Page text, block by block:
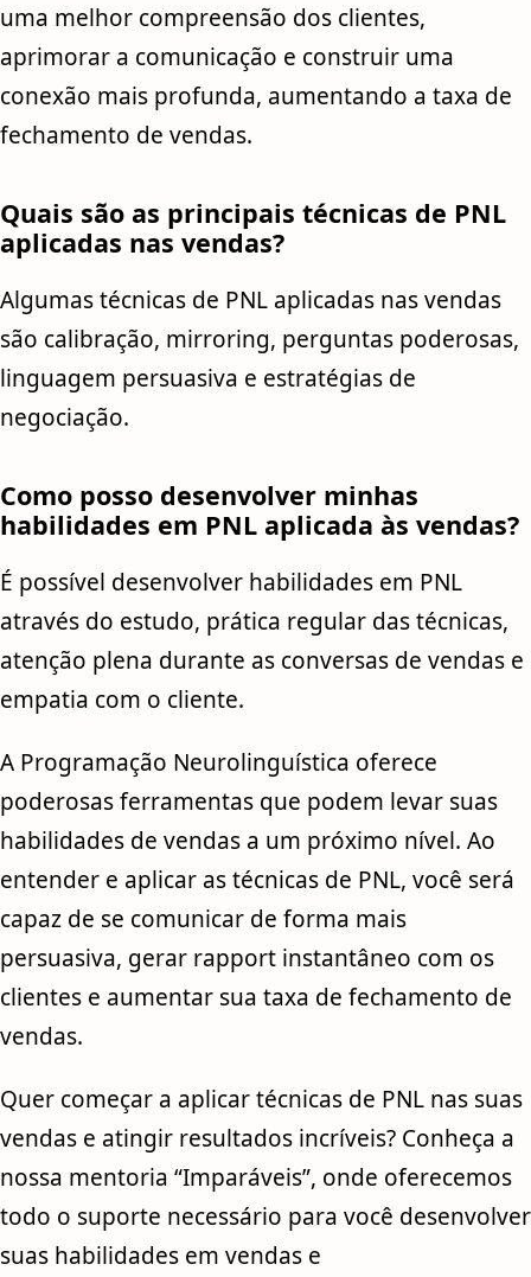
uma melhor compreensão dos clientes,
aprimorar a comunicação e construir uma
conexão mais profunda, aumentando a taxa de
fechamento de vendas.
Quais são as principais técnicas de PNL
aplicadas nas vendas?
Algumas técnicas de PNL aplicadas nas vendas
são calibração, mirroring, perguntas poderosas,
linguagem persuasiva e estratégias de
negociação.
Como posso desenvolver minhas
habilidades em PNL aplicada às vendas?
É possível desenvolver habilidades em PNL
através do estudo, prática regular das técnicas,
atenção plena durante as conversas de vendas e
empatia com o cliente.
A Programação Neurolinguística oferece
poderosas ferramentas que podem levar suas
habilidades de vendas a um próximo nível. Ao
entender e aplicar as técnicas de PNL, você será
capaz de se comunicar de forma mais
persuasiva, gerar rapport instantâneo com os
clientes e aumentar sua taxa de fechamento de
vendas.
Quer começar a aplicar técnicas de PNL nas suas
vendas e atingir resultados incríveis? Conheça a
nossa mentoria “Imparáveis”, onde oferecemos
todo o suporte necessário para você desenvolver
suas habilidades em vendas e